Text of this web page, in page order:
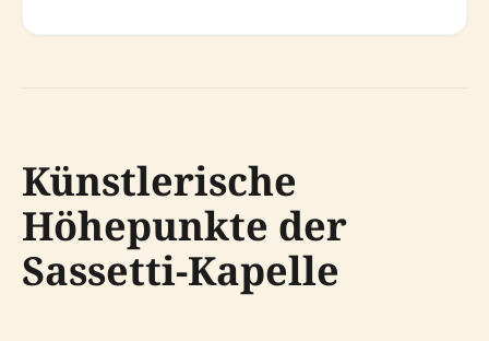
Künstlerische
Höhepunkte der
Sassetti-Kapelle